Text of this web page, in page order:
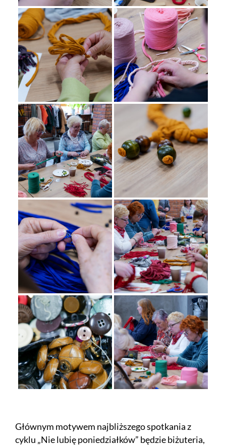
Głównym motywem najbliższego spotkania z
cyklu „Nie lubię poniedziałków” będzie biżuteria,